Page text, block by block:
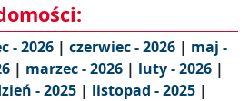
- 2026 | czerwiec - 2026 | maj -
| marzec - 2026 | luty - 2026 |
- 2025 | listopad - 2025 |